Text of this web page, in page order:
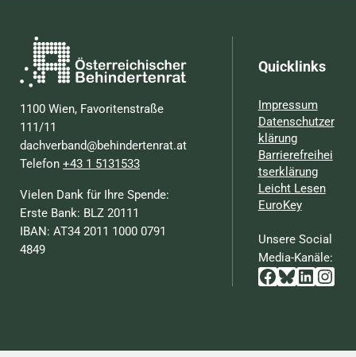
1100 Wien, Favoritenstraße
111/11
dachverband@behindertenrat.at
Telefon+43 1 5131533
Vielen Dank für Ihre Spende:
Erste Bank: BLZ 20111
IBAN: AT34 2011 1000 0791
4849
Quicklinks
Impressum
Datenschutzer
klärung
Barrierefreihei
tserklärung
Leicht Lesen
EuroKey
Unsere Social
Media-Kanäle:
Facebook
Bluesky